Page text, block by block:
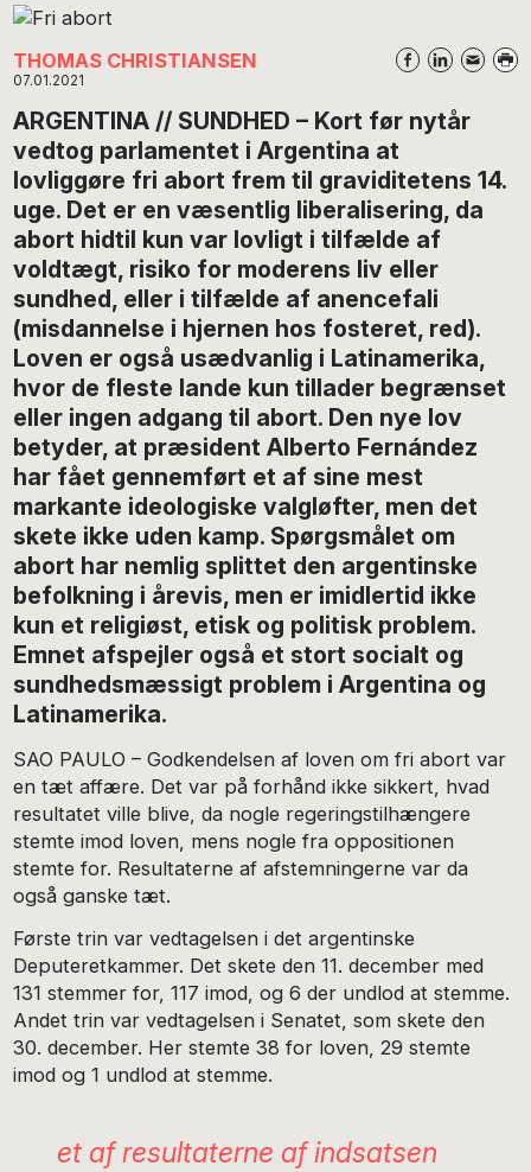
THOMAS CHRISTIANSEN
07.01.2021
ARGENTINA // SUNDHED – Kort før nytår
vedtog parlamentet i Argentina at
lovliggøre fri abort frem til graviditetens 14.
uge. Det er en væsentlig liberalisering, da
abort hidtil kun var lovligt i tilfælde af
voldtægt, risiko for moderens liv eller
sundhed, eller i tilfælde af anencefali
(misdannelse i hjernen hos fosteret, red).
Loven er også usædvanlig i Latinamerika,
hvor de fleste lande kun tillader begrænset
eller ingen adgang til abort. Den nye lov
betyder, at præsident Alberto Fernández
har fået gennemført et af sine mest
markante ideologiske valgløfter, men det
skete ikke uden kamp. Spørgsmålet om
abort har nemlig splittet den argentinske
befolkning i årevis, men er imidlertid ikke
kun et religiøst, etisk og politisk problem.
Emnet afspejler også et stort socialt og
sundhedsmæssigt problem i Argentina og
Latinamerika.
SAO PAULO – Godkendelsen af loven om fri abort var
en tæt affære. Det var på forhånd ikke sikkert, hvad
resultatet ville blive, da nogle regeringstilhængere
stemte imod loven, mens nogle fra oppositionen
stemte for. Resultaterne af afstemningerne var da
også ganske tæt.
Første trin var vedtagelsen i det argentinske
Deputeretkammer. Det skete den 11. december med
131 stemmer for, 117 imod, og 6 der undlod at stemme.
Andet trin var vedtagelsen i Senatet, som skete den
30. december. Her stemte 38 for loven, 29 stemte
imod og 1 undlod at stemme.
et af resultaterne af indsatsen